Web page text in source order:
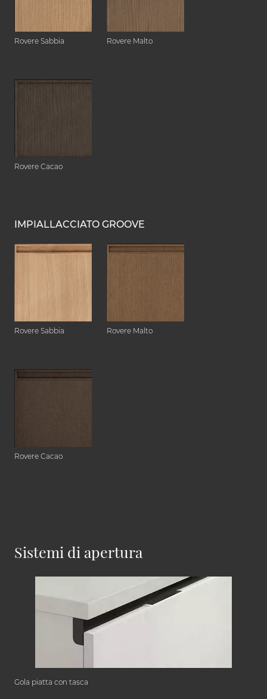
Rovere Sabbia Rovere Malto
Rovere Cacao
IMPIALLACCIATO GROOVE
Rovere Sabbia Rovere Malto
Rovere Cacao
Sistemi di apertura
Gola piatta con tasca